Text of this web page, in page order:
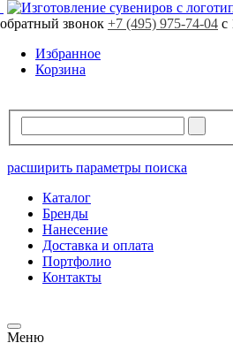
обратный звонок +7 (495) 975-74-04 с
Избранное
Корзина
расширить параметры поиска
Каталог
Бренды
Нанесение
Доставка и оплата
Портфолио
Контакты
Меню
Свободно121 шт.
В резерве 0 шт.
Заказная программа! Поставка от 15 рабочих
Стоимость продукции может отличаться.